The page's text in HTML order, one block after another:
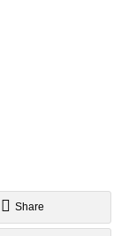
Share